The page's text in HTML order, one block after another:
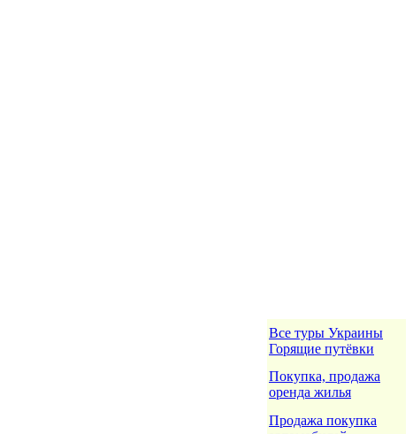
Все туры Украины
Горящие путёвки
Покупка, продажа
оренда жилья
Продажа покупка